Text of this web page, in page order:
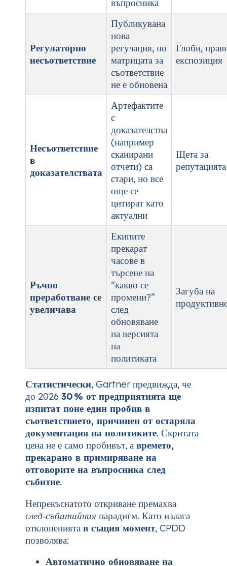
Регулаторно
несъответствие
Публикувана
нова
регулация, но
матрицата за
съответствие
не е обновена
Глоби,
експозиция
Несъответствие
в
доказателствата
Артефактите
с
доказателства
(например
сканирани
отчети) са
стари, но все
още се
цитират като
актуални
Щета за
репутацията
Ръчно
преработване се
увеличава
Екипите
прекарат
часове в
търсене на
“какво се
промени?”
след
обновяване
на версията
на
политиката
Загуба на
Статистически, Gartner предвижда, че
до 2026 30 % от предприятията ще
изпитат поне един пробив в
съответствието, причинен от остаряла
документация на политиките. Скритата
цена не е само пробивът, а времето,
прекарано в примиряване на
отговорите на въпросника след
събитие.
Непрекъснатото откриване премахва
след‑събитийния парадигм. Като излага
отклоненията в същия момент, CPDD
позволява:
Автоматично обновяване на